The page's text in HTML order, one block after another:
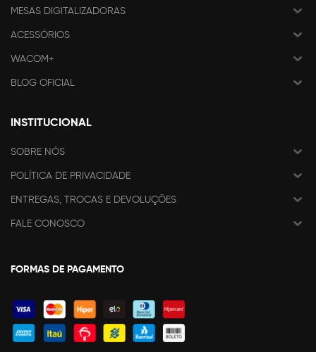
MESAS DIGITALIZADORAS
ACESSÓRIOS
WACOM+
BLOG OFICIAL
INSTITUCIONAL
SOBRE NÓS
POLÍTICA DE PRIVACIDADE
ENTREGAS, TROCAS E DEVOLUÇÕES
FALE CONOSCO
FORMAS DE PAGAMENTO